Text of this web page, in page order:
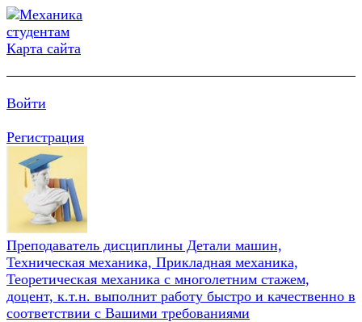
Карта сайта
Войти
Регистрация
Преподаватель дисциплины Детали машин,
Техническая механика, Прикладная механика,
Теоретическая механика с многолетним стажем,
доцент, к.т.н. выполнит работу быстро и качественно в
соответствии с Вашими требованиями